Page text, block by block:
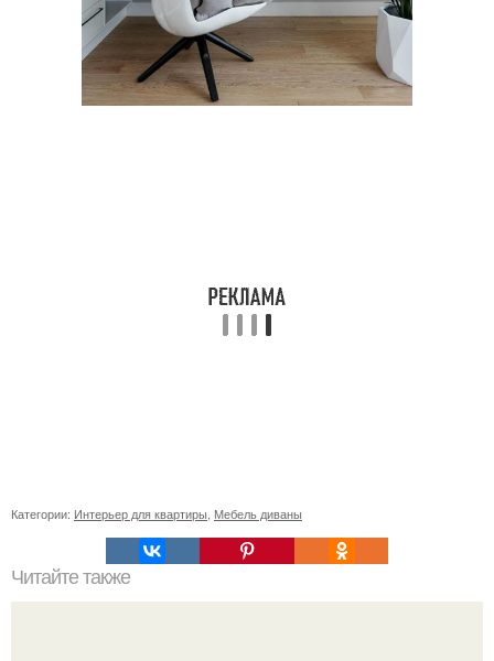
Категории: Интерьер для квартиры Мебель диваны
Читайте также